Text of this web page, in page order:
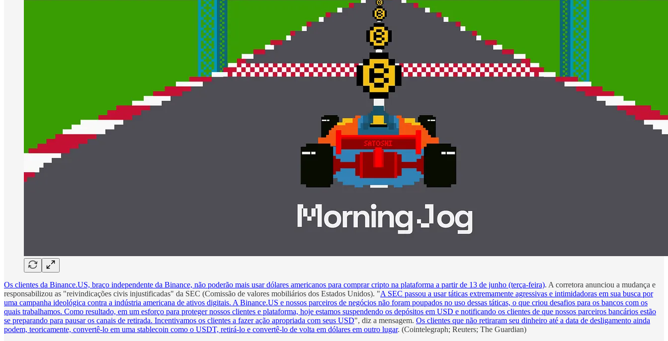
Os clientes da Binance.US, braço independente da Binance, não poderão mais usar dólares americanos para comprar cripto na plataforma a partir de 13 de junho (terça-feira). A corretora anunciou a mudança e
responsabilizou as "reivindicações civis injustificadas" da SEC (Comissão de valores mobiliários dos Estados Unidos). "A SEC passou a usar táticas extremamente agressivas e intimidadoras em sua busca por
uma campanha ideológica contra a indústria americana de ativos digitais. A Binance.US e nossos parceiros de negócios não foram poupados no uso dessas táticas, o que criou desafios para os bancos com os
quais trabalhamos. Como resultado, em um esforço para proteger nossos clientes e plataforma, hoje estamos suspendendo os depósitos em USD e notificando os clientes de que nossos parceiros bancários estão
se preparando para pausar os canais de retirada. Incentivamos os clientes a fazer ação apropriada com seus USD", diz a mensagem. Os clientes que não retiraram seu dinheiro até a data de desligamento ainda
podem, teoricamente, convertê-lo em uma stablecoin como o USDT, retirá-lo e convertê-lo de volta em dólares em outro lugar. (Cointelegraph; Reuters; The Guardian)